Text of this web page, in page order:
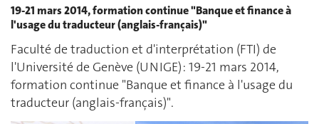
19-21 mars 2014, formation continue "Banque et finance à
l'usage du traducteur (anglais-français)"
Faculté de traduction et d'interprétation (FTI) de
l'Université de Genève (UNIGE) : 19-21 mars 2014,
formation continue "Banque et finance à l'usage du
traducteur (anglais-français)".